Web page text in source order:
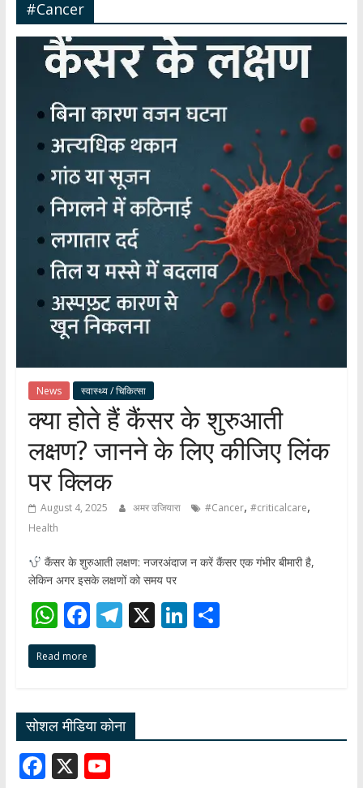
हर
खबर
#Cancer
News स्वास्थ्य / चिकित्सा
क्या होते हैं कैंसर के शुरुआती
लक्षण? जानने के लिए कीजिए लिंक
पर क्लिक
August 4, 2025 अमर उजियारा #Cancer, #criticalcare,
Health
कैंसर के शुरुआती लक्षण: नजरअंदाज न करें कैंसर एक गंभीर बीमारी है,
लेकिन अगर इसके लक्षणों को समय पर
W
h
at
A
p
p
F
ac
e
o
o
k
T
a
m
X Li
n
S
Read more
सोशल मीडिया कोना
F X Y